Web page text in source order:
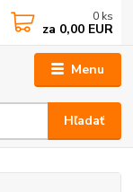
Menu
Hľadať
0 ks
za 0,00 EUR